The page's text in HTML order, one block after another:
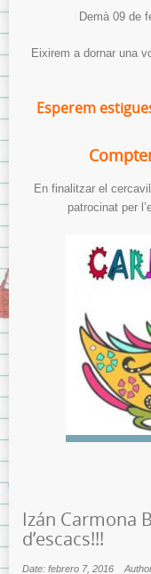
Demà 09 de
Eixirem a dornar una
Esperem
En finalitzar el
patrocinat per
Izán Carmona
d’escacs!!!
Date: febrero 7, 2016